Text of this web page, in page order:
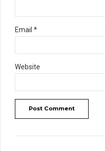
Email *
Website
Post Comment